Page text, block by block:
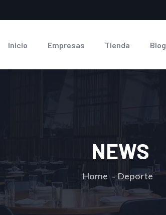
Inicio Empresas Tienda Blog
NEWS
Home Deporte